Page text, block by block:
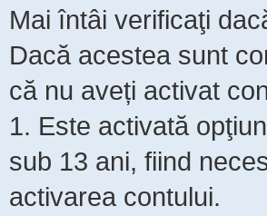
Mai întâi verificaţi
Dacă acestea sunt
că nu aveți activat
1. Este activată
sub 13 ani, fiind
activarea contului.